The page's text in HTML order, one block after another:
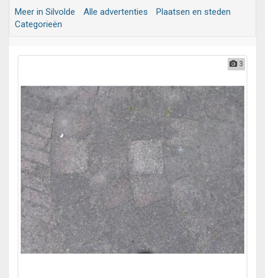
Meer in Silvolde Alle advertenties
Plaatsen en steden
Categorieën
3